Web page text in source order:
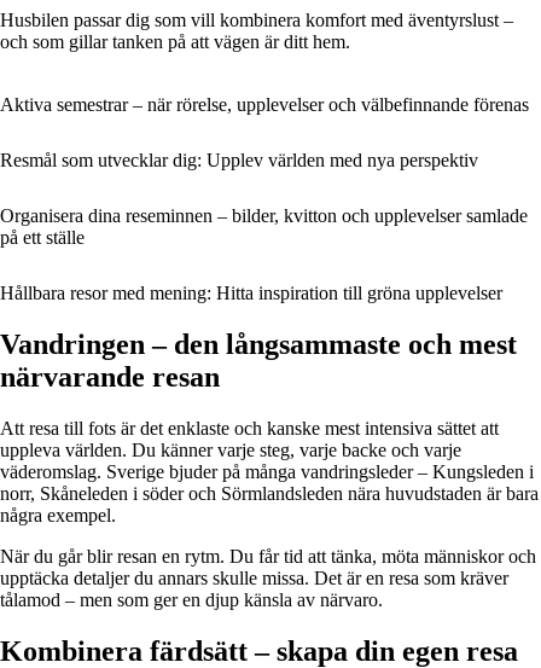
Husbilen passar dig som vill kombinera komfort med äventyrslust –
och som gillar tanken på att vägen är ditt hem.
Aktiva semestrar – när rörelse, upplevelser och välbefinnande förenas
Resmål som utvecklar dig: Upplev världen med nya perspektiv
Organisera dina reseminnen – bilder, kvitton och upplevelser samlade
på ett ställe
Hållbara resor med mening: Hitta inspiration till gröna upplevelser
Vandringen – den långsammaste och mest
närvarande resan
Att resa till fots är det enklaste och kanske mest intensiva sättet att
uppleva världen. Du känner varje steg, varje backe och varje
väderomslag. Sverige bjuder på många vandringsleder – Kungsleden i
norr, Skåneleden i söder och Sörmlandsleden nära huvudstaden är bara
några exempel.
När du går blir resan en rytm. Du får tid att tänka, möta människor och
upptäcka detaljer du annars skulle missa. Det är en resa som kräver
tålamod – men som ger en djup känsla av närvaro.
Kombinera färdsätt – skapa din egen resa